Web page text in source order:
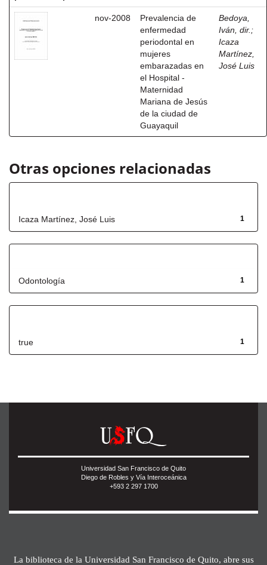
nov-2008
Prevalencia de
enfermedad
periodontal en
mujeres
embarazadas en
el Hospital -
Maternidad
Mariana de Jesús
de la ciudad de
Guayaquil
Bedoya,
Iván, dir. ;
Icaza
Martínez,
José Luis
Otras opciones relacionadas
1
Icaza Martínez, José Luis
1
Odontología
1
true
Universidad San Francisco de Quito
Diego de Robles y Vía Interoceánica
+593 2 297 1700
La biblioteca de la Universidad San Francisco de Quito, abre sus